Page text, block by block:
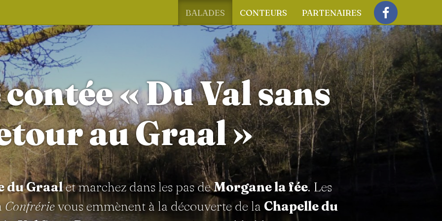
BALADES CONTEURS
PARTENAIRES
Facebook
« Du Val sans
au Graal »
du Graalet marchez dans les pas deMorgane la fée. Les
Confrérievous emmènent à la découverte de la Chapelle du